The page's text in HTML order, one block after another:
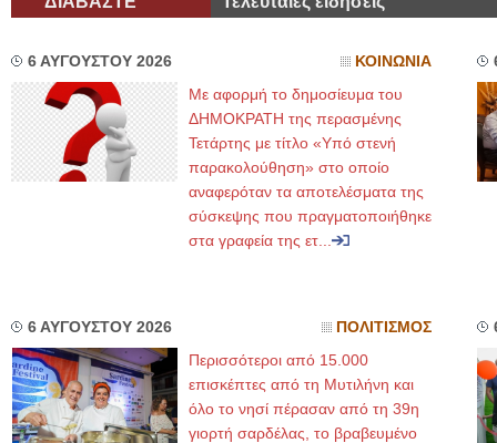
6 ΑΥΓΟΥΣΤΟΥ 2026 ΚΟΙΝΩΝΙΑ
Με αφορμή το δημοσίευμα του
ΔΗΜΟΚΡΑΤΗ της περασμένης
Τετάρτης με τίτλο «Υπό στενή
παρακολούθηση» στο οποίο
αναφερόταν τα αποτελέσματα της
σύσκεψης που πραγματοποιήθηκε
στα γραφεία της ετ...
6 ΑΥΓΟΥΣΤΟΥ 2026 ΠΟΛΙΤΙΣΜΟΣ
Περισσότεροι από 15.000
επισκέπτες από τη Μυτιλήνη και
όλο το νησί πέρασαν από τη 39η
γιορτή σαρδέλας, το βραβευμένο